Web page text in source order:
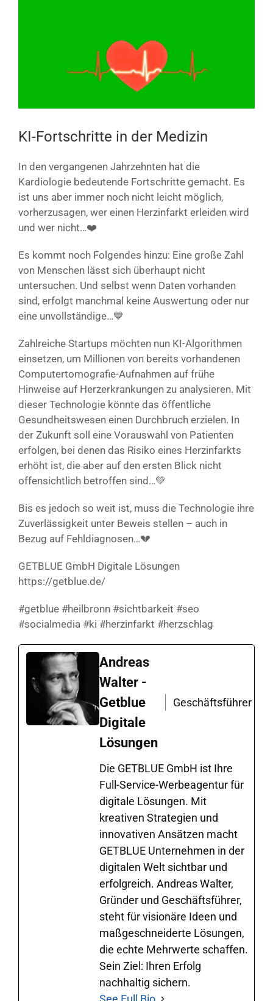
KI-Fortschritte in der Medizin
In den vergangenen Jahrzehnten hat die
Kardiologie bedeutende Fortschritte gemacht. Es
ist uns aber immer noch nicht leicht möglich,
vorherzusagen, wer einen Herzinfarkt erleiden wird
und wer nicht…❤️
Es kommt noch Folgendes hinzu: Eine große Zahl
von Menschen lässt sich überhaupt nicht
untersuchen. Und selbst wenn Daten vorhanden
sind, erfolgt manchmal keine Auswertung oder nur
eine unvollständige…💙
Zahlreiche Startups möchten nun KI-Algorithmen
einsetzen, um Millionen von bereits vorhandenen
Computertomografie-Aufnahmen auf frühe
Hinweise auf Herzerkrankungen zu analysieren. Mit
dieser Technologie könnte das öffentliche
Gesundheitswesen einen Durchbruch erzielen. In
der Zukunft soll eine Vorauswahl von Patienten
erfolgen, bei denen das Risiko eines Herzinfarkts
erhöht ist, die aber auf den ersten Blick nicht
offensichtlich betroffen sind…💚
Bis es jedoch so weit ist, muss die Technologie ihre
Zuverlässigkeit unter Beweis stellen – auch in
Bezug auf Fehldiagnosen…💔
GETBLUE GmbH Digitale Lösungen
https://getblue.de/
#getblue #heilbronn #sichtbarkeit #seo
#socialmedia #ki #herzinfarkt #herzschlag
Andreas
Walter -
Getblue
Digitale
Lösungen
Geschäftsführer
Die GETBLUE GmbH ist Ihre
Full-Service-Werbeagentur für
digitale Lösungen. Mit
kreativen Strategien und
innovativen Ansätzen macht
GETBLUE Unternehmen in der
digitalen Welt sichtbar und
erfolgreich. Andreas Walter,
Gründer und Geschäftsführer,
steht für visionäre Ideen und
maßgeschneiderte Lösungen,
die echte Mehrwerte schaffen.
Sein Ziel: Ihren Erfolg
nachhaltig sichern.